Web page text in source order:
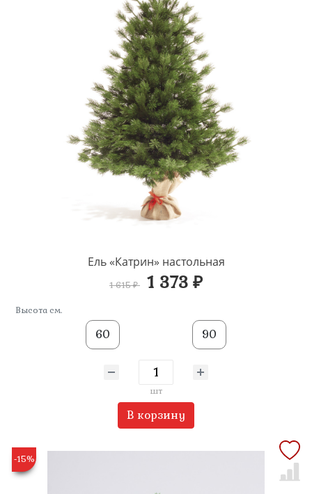
Ель «Катрин» настольная
1 615 ₽ 1 373 ₽
Высота см.
60 90
шт
В корзину
-15%